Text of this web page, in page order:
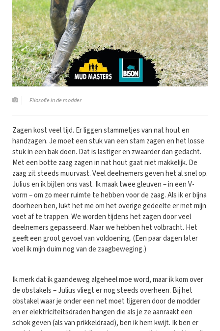
Filosofie in de modder
Zagen kost veel tijd. Er liggen stammetjes van nat hout en
handzagen. Je moet een stuk van een stam zagen en het losse
stuk in een bak doen. Dat is lastiger en zwaarder dan gedacht.
Met een botte zaag zagen in nat hout gaat niet makkelijk. De
zaag zit steeds muurvast. Veel deelnemers geven het al snel op.
Julius en ik bijten ons vast. Ik maak twee gleuven – in een V-
vorm – om zo meer ruimte te hebben voor de zaag. Als ik er bijna
doorheen ben, lukt het me om het overige gedeelte er met mijn
voet af te trappen. We worden tijdens het zagen door veel
deelnemers gepasseerd. Maar we hebben het volbracht. Het
geeft een groot gevoel van voldoening. (Een paar dagen later
voel ik mijn duim nog van de zaagbeweging.)
Ik merk dat ik gaandeweg algeheel moe word, maar ik kom over
de obstakels – Julius vliegt er nog steeds overheen. Bij het
obstakel waar je onder een net moet tijgeren door de modder
en er elektriciteitsdraden hangen die als je ze aanraakt een
schok geven (als van prikkeldraad), ben ik hem kwijt. Ik ben er